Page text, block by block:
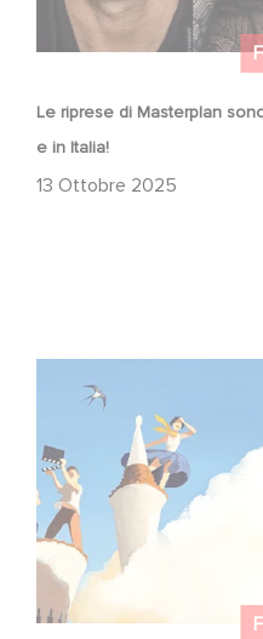
Le riprese di Masterplan
e in Italia!
13 Ottobre 2025
Venezia!